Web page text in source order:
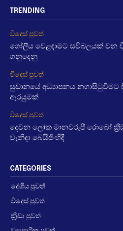
TRENDING
විදෙස් පුවත්
ගෝලීය වෙළඳාමට සවිබලයක් වන
ගනුදෙනු
විදෙස් පුවත්
සුඩානයේ අධ්‍යාපනය නගාසිටුවීමට
ඇරයුමක්
විදෙස් පුවත්
දෙවන ලෝක මානවරූපී රොබෝ
වැනිදා බෙයිජිංහිදී
CATEGORIES
දේශීය පුවත්
විදෙස් පුවත්
ක්‍රීඩා පුවත්